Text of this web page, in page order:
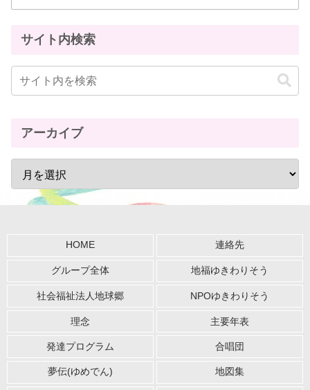
サイト内検索
アーカイブ
HOME 連絡先
グループ全体 地福ゆきわりそう
社会福祉法人地球郷 NPOゆきわりそう
理念 主要年表
発達プログラム 合唱団
夢伝(ゆめでん) 地図集